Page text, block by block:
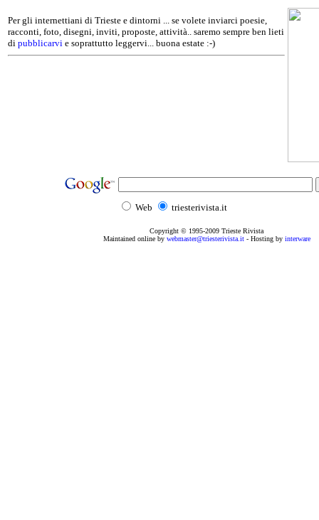
Per gli internettiani di Trieste e dintorni ... se volete inviarci poesie,
racconti, foto, disegni, inviti, proposte, attività.. saremo sempre ben lieti
di pubblicarvi e soprattutto leggervi... buona estate :-)
Web triesterivista.it
Copyright © 1995-2009 Trieste Rivista
Maintained online by webmaster@triesterivista.it- Hosting by interware